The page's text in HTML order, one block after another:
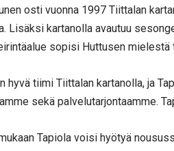
osti vuonna 1997 Tiittalan
Lisäksi kartanolla avautuu
sopisi Huttusen
hyvä tiimi Tiittalan kartanolla, ja
sekä palvelutarjontaamme.
Tapiola voisi hyötyä